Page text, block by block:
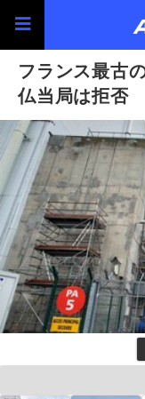
フランス最古
仏当局は拒否